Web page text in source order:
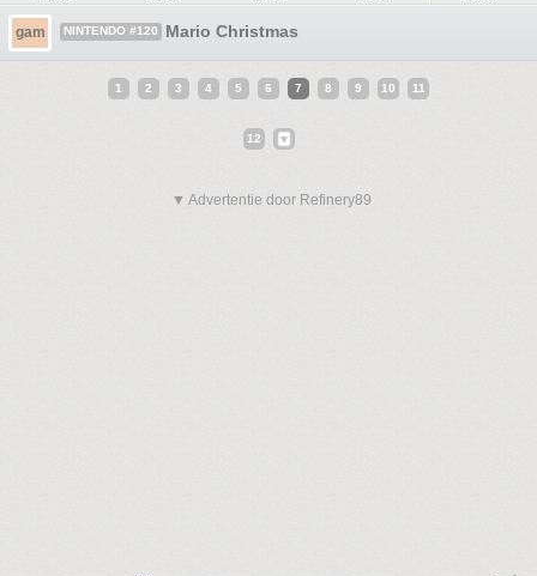
gam NINTENDO #120 Mario Christmas
1 2 3 4 5 6 7 8 9 10 11
12
▼ Advertentie door Refinery89